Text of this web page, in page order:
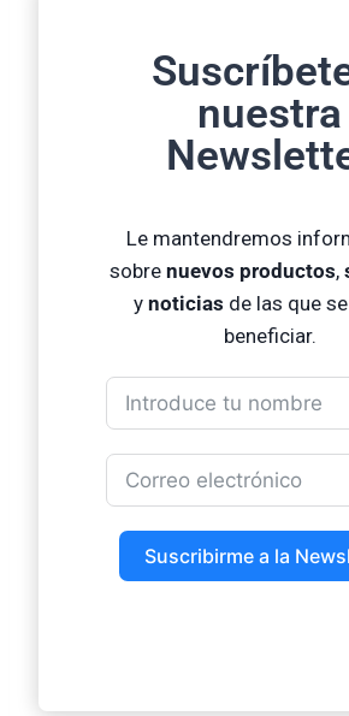
nuestra
Le mantendremos
sobre nuevos productos,
y noticias de las que
beneficiar.
Suscribirme a la